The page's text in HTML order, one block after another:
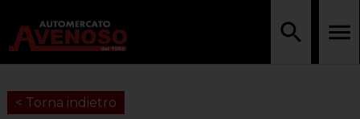
< Torna indietro